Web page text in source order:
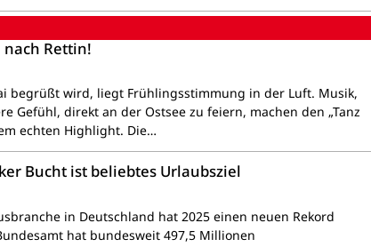
nach Rettin!
begrüßt wird, liegt Frühlingsstimmung in der Luft. Musik,
Gefühl, direkt an der Ostsee zu feiern, machen den „Tanz
echten Highlight. Die…
Bucht ist beliebtes Urlaubsziel
in Deutschland hat 2025 einen neuen Rekord
hat bundesweit 497,5 Millionen